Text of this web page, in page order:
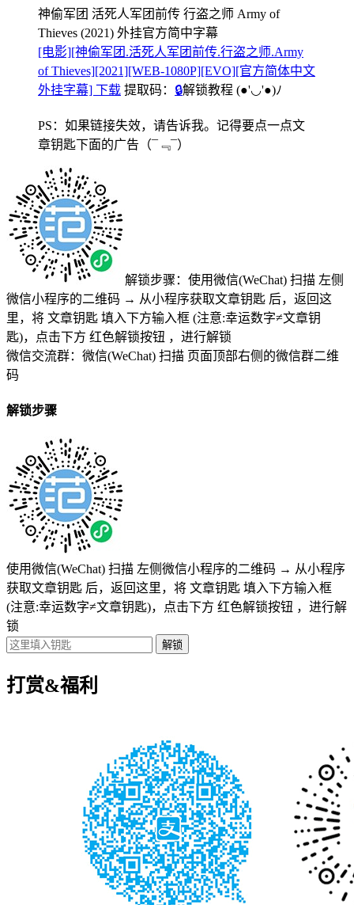
神偷军团 活死人军团前传 行盗之师 Army of
Thieves (2021) 外挂官方简中字幕
[电影][神偷军团.活死人军团前传.行盗之师.Army
of Thieves][2021][WEB-1080P][EVO][官方简体中文
外挂字幕] 下载 提取码： 🔒解锁教程 (●'◡'●)ﾉ
PS：如果链接失效，请告诉我。记得要点一点文
章钥匙下面的广告 （¯﹃¯）
解锁步骤：使用微信(WeChat) 扫描 左侧
微信小程序的二维码 → 从小程序获取文章钥匙 后，返回这
里，将 文章钥匙 填入下方输入框 (注意:幸运数字≠文章钥
匙)，点击下方 红色解锁按钮 ，进行解锁
微信交流群：微信(WeChat) 扫描 页面顶部右侧的微信群二维
码
解锁步骤
使用微信(WeChat) 扫描 左侧微信小程序的二维码 → 从小程序
获取文章钥匙 后，返回这里，将 文章钥匙 填入下方输入框
(注意:幸运数字≠文章钥匙)，点击下方 红色解锁按钮 ，进行解
锁
打赏&福利